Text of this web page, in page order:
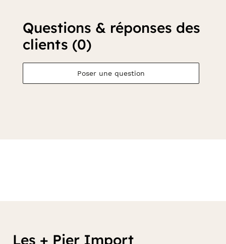
Questions & réponses des
clients (0)
Poser une question
Les + Pier Import